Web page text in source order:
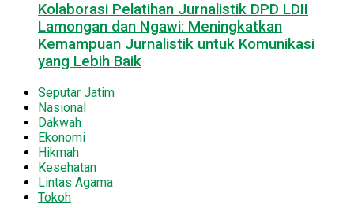
Kolaborasi Pelatihan Jurnalistik DPD LDII
Lamongan dan Ngawi: Meningkatkan
Kemampuan Jurnalistik untuk Komunikasi
yang Lebih Baik
Seputar Jatim
Nasional
Dakwah
Ekonomi
Hikmah
Kesehatan
Lintas Agama
Tokoh